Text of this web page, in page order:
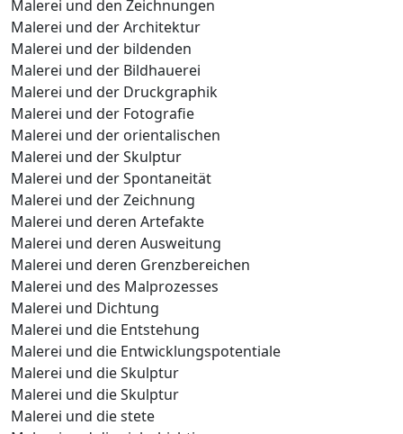
Malerei und den Zeichnungen
Malerei und der Architektur
Malerei und der bildenden
Malerei und der Bildhauerei
Malerei und der Druckgraphik
Malerei und der Fotografie
Malerei und der orientalischen
Malerei und der Skulptur
Malerei und der Spontaneität
Malerei und der Zeichnung
Malerei und deren Artefakte
Malerei und deren Ausweitung
Malerei und deren Grenzbereichen
Malerei und des Malprozesses
Malerei und Dichtung
Malerei und die Entstehung
Malerei und die Entwicklungspotentiale
Malerei und die Skulptur
Malerei und die Skulptur
Malerei und die stete